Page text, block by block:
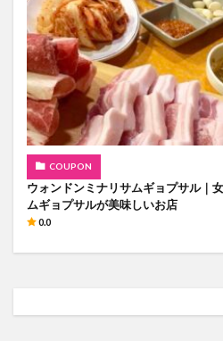
COUPON
ウォンドンミナリサムギョプサル｜
ムギョプサルが美味しいお店
0.0